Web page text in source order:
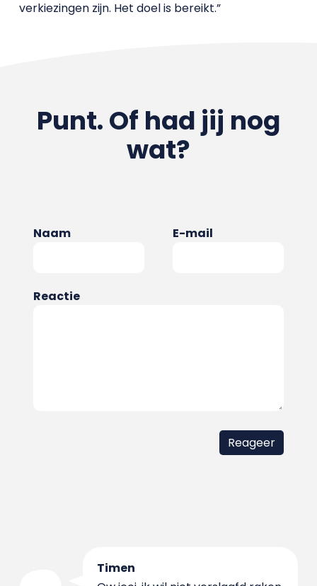
verkiezingen zijn. Het doel is bereikt.”
Punt. Of had jij nog
wat?
Naam E-mail
Reactie
Timen